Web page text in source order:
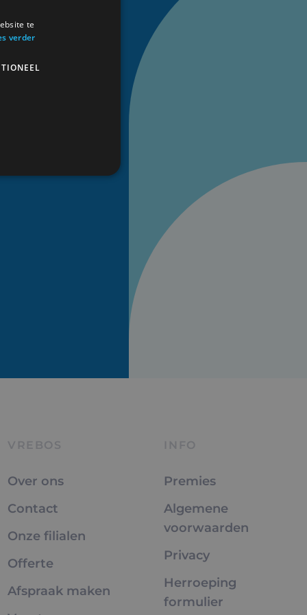
VREBOS
Over ons
Contact
Onze filialen
Offerte
Afspraak maken
INFO
Premies
Algemene
voorwaarden
Privacy
Herroeping
formulier
te
verder